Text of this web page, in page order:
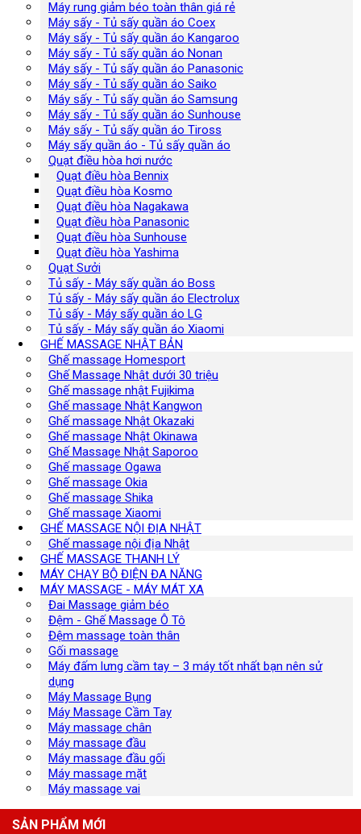
Máy rung giảm béo toàn thân giá rẻ
Máy sấy - Tủ sấy quần áo Coex
Máy sấy - Tủ sấy quần áo Kangaroo
Máy sấy - Tủ sấy quần áo Nonan
Máy sấy - Tủ sấy quần áo Panasonic
Máy sấy - Tủ sấy quần áo Saiko
Máy sấy - Tủ sấy quần áo Samsung
Máy sấy - Tủ sấy quần áo Sunhouse
Máy sấy - Tủ sấy quần áo Tiross
Máy sấy quần áo - Tủ sấy quần áo
Quạt điều hòa hơi nước
Quạt điều hòa Bennix
Quạt điều hòa Kosmo
Quạt điều hòa Nagakawa
Quạt điều hòa Panasonic
Quạt điều hòa Sunhouse
Quạt điều hòa Yashima
Quạt Sưởi
Tủ sấy - Máy sấy quần áo Boss
Tủ sấy - Máy sấy quần áo Electrolux
Tủ sấy - Máy sấy quần áo LG
Tủ sấy - Máy sấy quần áo Xiaomi
GHẾ MASSAGE NHẬT BẢN
Ghế massage Homesport
Ghế Massage Nhật dưới 30 triệu
Ghế massage nhật Fujikima
Ghế massage Nhật Kangwon
Ghế massage Nhật Okazaki
Ghế massage Nhật Okinawa
Ghế Massage Nhật Saporoo
Ghế massage Ogawa
Ghế massage Okia
Ghế massage Shika
Ghế massage Xiaomi
GHẾ MASSAGE NỘI ĐỊA NHẬT
Ghế massage nội địa Nhật
GHẾ MASSAGE THANH LÝ
MÁY CHẠY BỘ ĐIỆN ĐA NĂNG
MÁY MASSAGE - MÁY MÁT XA
Đai Massage giảm béo
Đệm - Ghế Massage Ô Tô
Đệm massage toàn thân
Gối massage
Máy đấm lưng cầm tay – 3 máy tốt nhất bạn nên sử
dụng
Máy Massage Bụng
Máy Massage Cầm Tay
Máy massage chân
Máy massage đầu
Máy massage đầu gối
Máy massage mặt
Máy massage vai
SẢN PHẨM MỚI